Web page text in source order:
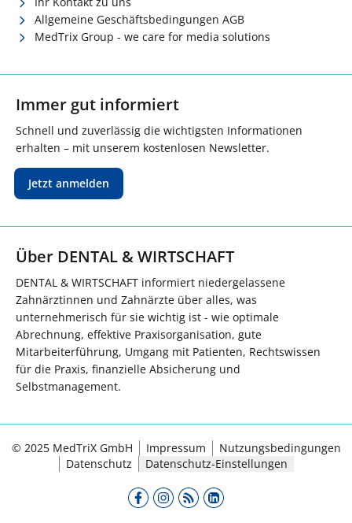
Allgemeine Geschäftsbedingungen AGB
MedTrix Group - we care for media solutions
Immer gut informiert
Schnell und zuverlässig die wichtigsten Informationen
erhalten – mit unserem kostenlosen Newsletter.
Jetzt anmelden
Über DENTAL & WIRTSCHAFT
DENTAL & WIRTSCHAFT informiert niedergelassene
Zahnärztinnen und Zahnärzte über alles, was
unternehmerisch für sie wichtig ist - wie optimale
Abrechnung, effektive Praxisorganisation, gute
Mitarbeiterführung, Umgang mit Patienten, Rechtswissen
für die Praxis, finanzielle Absicherung und
Selbstmanagement.
© 2025 MedTriX GmbH Impressum
Nutzungsbedingungen
Datenschutz
Datenschutz-Einstellungen